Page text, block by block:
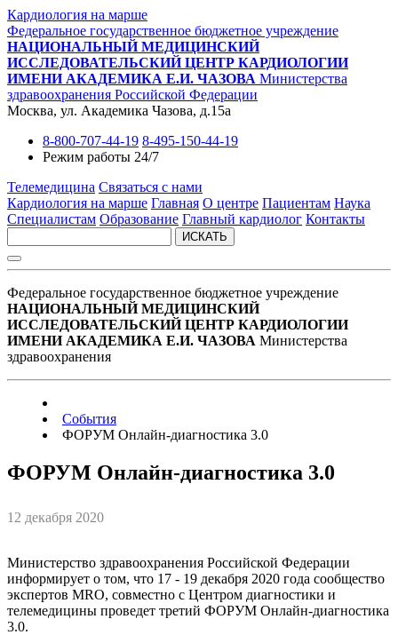
Кардиология на марше
Федеральное государственное бюджетное учреждение
НАЦИОНАЛЬНЫЙ МЕДИЦИНСКИЙ
ИССЛЕДОВАТЕЛЬСКИЙ ЦЕНТР КАРДИОЛОГИИ
ИМЕНИ АКАДЕМИКА Е.И. ЧАЗОВА Министерства
здравоохранения Российской Федерации
Москва, ул. Академика Чазова, д.15а
8-800-707-44-19 8-495-150-44-19
Режим работы 24/7
Телемедицина Связаться с нами
Кардиология на марше Главная О центре Пациентам Наука
Специалистам Образование Главный кардиолог Контакты
ИСКАТЬ
Федеральное государственное бюджетное учреждение
НАЦИОНАЛЬНЫЙ МЕДИЦИНСКИЙ
ИССЛЕДОВАТЕЛЬСКИЙ ЦЕНТР КАРДИОЛОГИИ
ИМЕНИ АКАДЕМИКА Е.И. ЧАЗОВА Министерства
здравоохранения
События
ФОРУМ Онлайн-диагностика 3.0
ФОРУМ Онлайн-диагностика 3.0
12 декабря 2020
Министерство здравоохранения Российской Федерации
информирует о том, что 17 - 19 декабря 2020 года сообщество
экспертов MRO, совместно с Центром диагностики и
телемедицины проведет третий ФОРУМ Онлайн-диагностика
3.0.